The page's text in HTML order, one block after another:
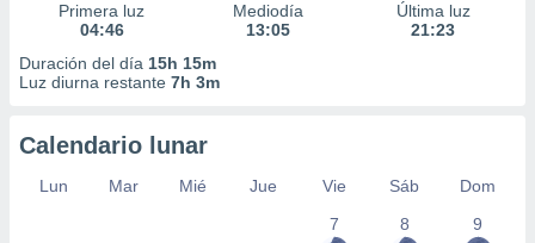
Primera luz
04:46
Mediodía
13:05
Última luz
21:23
Duración del día 15h 15m
Luz diurna restante 7h 3m
Calendario lunar
Lun Mar Mié Jue Vie Sáb
Dom
7
8 9